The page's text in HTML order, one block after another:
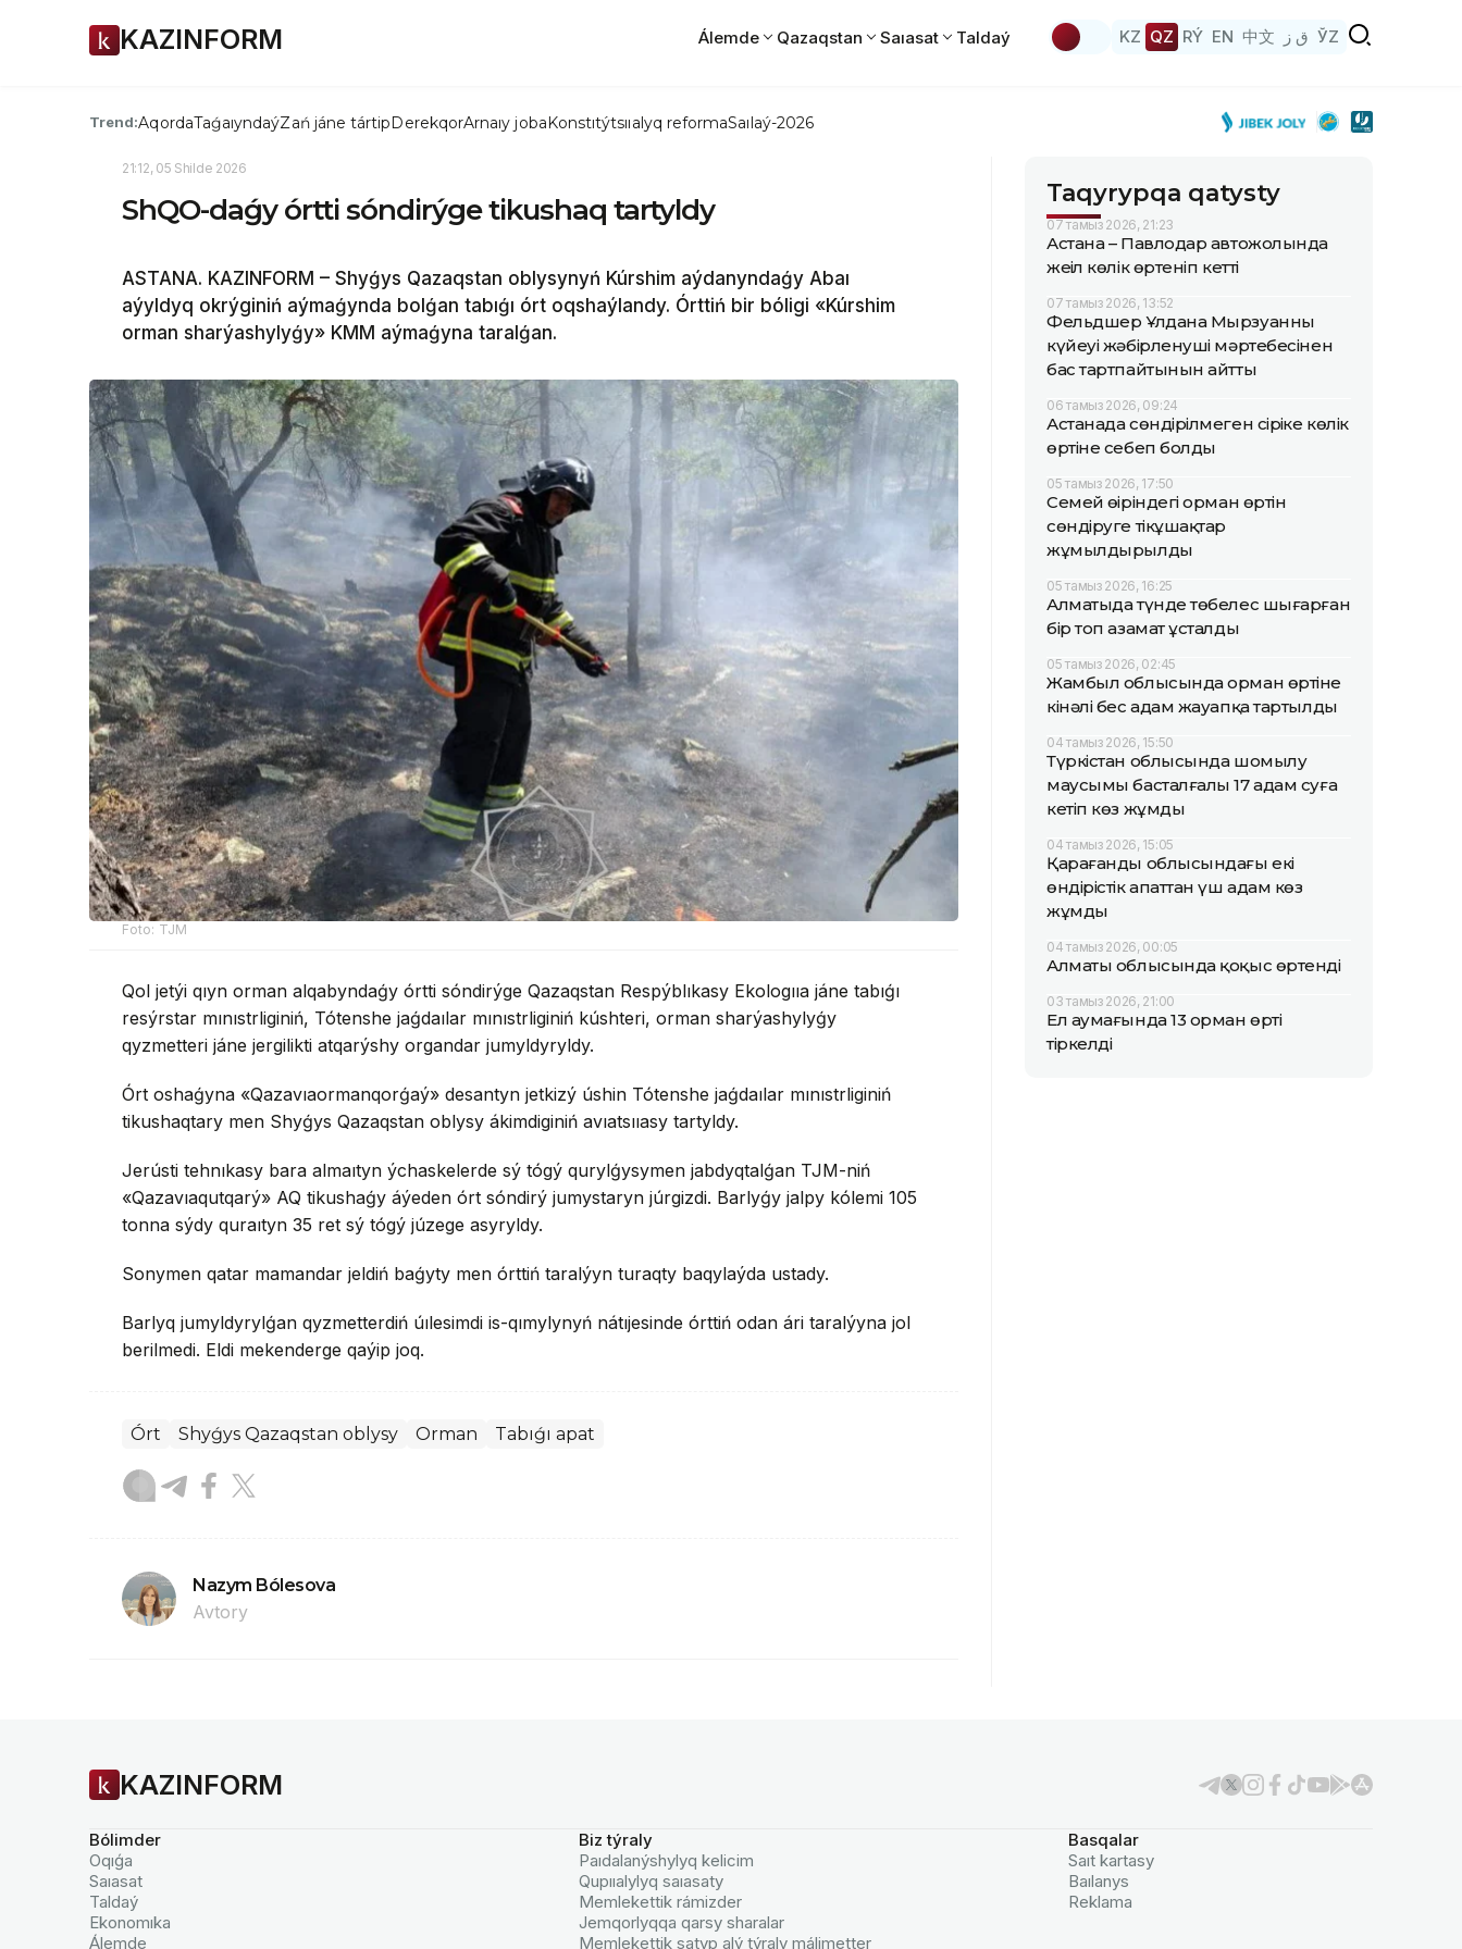
KAZINFORM Álemde Qazaqstan Saıasat Taldaý KZ QZ RÝ EN 中文 ق ز ЎZ
Trend:AqordaTaǵaıyndaýZań jáne tártipDerekqorArnaıy jobaKonstıtýtsııalyq reformaSaılaý-2026
21:12, 05 Shilde 2026
ShQO-daǵy órtti sóndirýge tikushaq tartyldy
ASTANA. KAZINFORM – Shyǵys Qazaqstan oblysynyń Kúrshim aýdanyndaǵy Abaı
aýyldyq okrýginiń aýmaǵynda bolǵan tabıǵı órt oqshaýlandy. Órttiń bir bóligi «Kúrshim
orman sharýashylyǵy» KMM aýmaǵyna taralǵan.
Foto: TJM
Qol jetýi qıyn orman alqabyndaǵy órtti sóndirýge Qazaqstan Respýblıkasy Ekologııa jáne tabıǵı
resýrstar mınıstrliginiń, Tótenshe jaǵdaılar mınıstrliginiń kúshteri, orman sharýashylyǵy
qyzmetteri jáne jergilikti atqarýshy organdar jumyldyryldy.
Órt oshaǵyna «Qazavıaormanqorǵaý» desantyn jetkizý úshin Tótenshe jaǵdaılar mınıstrliginiń
tikushaqtary men Shyǵys Qazaqstan oblysy ákimdiginiń avıatsııasy tartyldy.
Jerústi tehnıkasy bara almaıtyn ýchaskelerde sý tógý qurylǵysymen jabdyqtalǵan TJM-niń
«Qazavıaqutqarý» AQ tikushaǵy áýeden órt sóndirý jumystaryn júrgizdi. Barlyǵy jalpy kólemi 105
tonna sýdy quraıtyn 35 ret sý tógý júzege asyryldy.
Sonymen qatar mamandar jeldiń baǵyty men órttiń taralýyn turaqty baqylaýda ustady.
Barlyq jumyldyrylǵan qyzmetterdiń úılesimdi is-qımylynyń nátıjesinde órttiń odan ári taralýyna jol
berilmedi. Eldi mekenderge qaýip joq.
Órt Shyǵys Qazaqstan oblysy Orman Tabıǵı apat
Nazym Bólesova
Avtory
Taqyrypqa qatysty
07 тамыз 2026, 21:23
Астана – Павлодар автожолында
жеңіл көлік өртеніп кетті
07 тамыз 2026, 13:52
Фельдшер Ұлдана Мырзуанның
күйеуі жәбірленуші мәртебесінен
бас тартпайтынын айтты
06 тамыз 2026, 09:24
Астанада сөндірілмеген сіріңке көлік
өртіне себеп болды
05 тамыз 2026, 17:50
Семей өңіріндегі орман өртін
сөндіруге тікұшақтар
жұмылдырылды
05 тамыз 2026, 16:25
Алматыда түнде төбелес шығарған
бір топ азамат ұсталды
05 тамыз 2026, 02:45
Жамбыл облысында орман өртіне
кінәлі бес адам жауапқа тартылды
04 тамыз 2026, 15:50
Түркістан облысында шомылу
маусымы басталғалы 17 адам суға
кетіп көз жұмды
04 тамыз 2026, 15:05
Қарағанды облысындағы екі
өндірістік апаттан үш адам көз
жұмды
04 тамыз 2026, 00:05
Алматы облысында қоқыс өртенді
03 тамыз 2026, 21:00
Ел аумағында 13 орман өрті
тіркелді
KAZINFORM
Bólimder
Oqıǵa
Saıasat
Taldaý
Ekonomıka
Álemde
Biz týraly
Paıdalanýshylyq kelicim
Qupııalylyq saıasaty
Memlekettik rámizder
Jemqorlyqqa qarsy sharalar
Memlekettik satyp alý týraly málimetter
Basqalar
Saıt kartasy
Baılanys
Reklama